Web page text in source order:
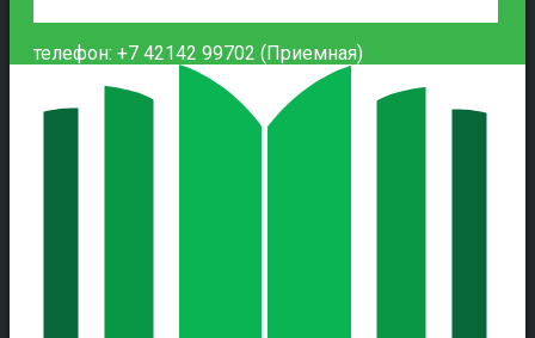
телефон: +7 42142 99702 (Приемная)